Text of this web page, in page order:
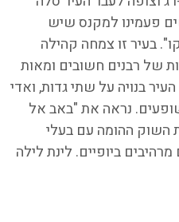
פעמינו למקנס שיש
בעיר זו צמחה קהילה
של רבנים חשובים ומאות
בנויה על שתי גדות, ואדי
נראה את "באב אל
השוק ההומה עם בעלי
ביופיים. לינת לילה